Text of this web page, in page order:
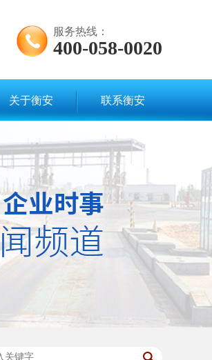
服务热线：
400-058-0020
关于衡安 联系衡安